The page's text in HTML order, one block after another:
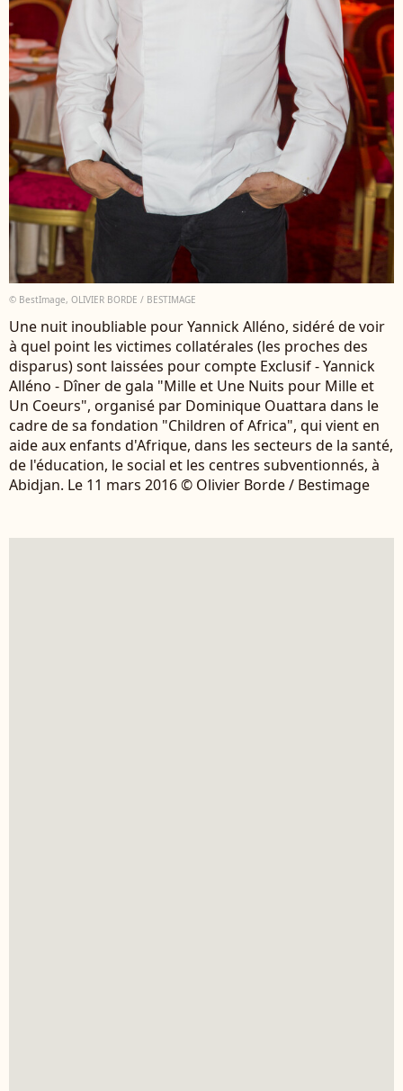
© BestImage, OLIVIER BORDE / BESTIMAGE
Une nuit inoubliable pour Yannick Alléno, sidéré de voir
à quel point les victimes collatérales (les proches des
disparus) sont laissées pour compte Exclusif - Yannick
Alléno - Dîner de gala "Mille et Une Nuits pour Mille et
Un Coeurs", organisé par Dominique Ouattara dans le
cadre de sa fondation "Children of Africa", qui vient en
aide aux enfants d'Afrique, dans les secteurs de la santé,
de l'éducation, le social et les centres subventionnés, à
Abidjan. Le 11 mars 2016 © Olivier Borde / Bestimage